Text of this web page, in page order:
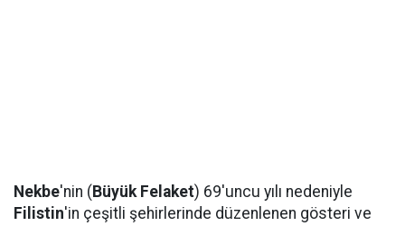
Nekbe'nin ( Büyük Felaket) 69'uncu yılı nedeniyle
Filistin'in çeşitli şehirlerinde düzenlenen gösteri ve